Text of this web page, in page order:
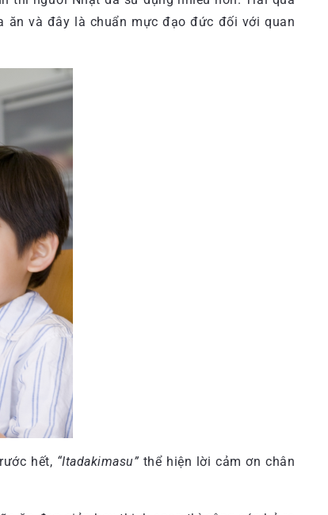
ăn và đây là chuẩn mực đạo đức đối với quan
hết, “Itadakimasu” thể hiện lời cảm ơn chân